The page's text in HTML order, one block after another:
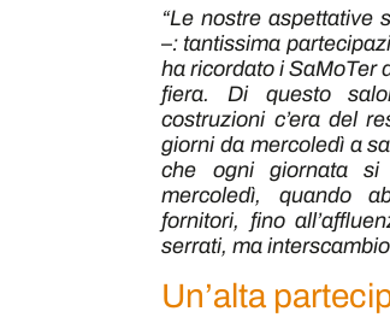
“Le nostre aspettative
–: tantissima
ha ricordato i SaMoTer
fiera. Di questo
costruzioni c’era del
giorni da mercoledì a
che ogni giornata si
mercoledì, quando
fornitori, fino
serrati, ma
Un’alta